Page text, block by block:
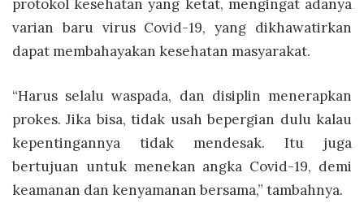
protokol kesehatan yang ketat, mengingat adanya
varian baru virus Covid-19, yang dikhawatirkan
dapat membahayakan kesehatan masyarakat.
“Harus selalu waspada, dan disiplin menerapkan
prokes. Jika bisa, tidak usah bepergian dulu kalau
kepentingannya tidak mendesak. Itu juga
bertujuan untuk menekan angka Covid-19, demi
keamanan dan kenyamanan bersama,” tambahnya.